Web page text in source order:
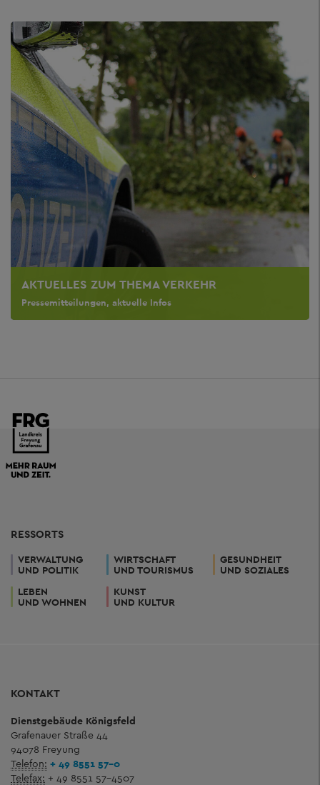
AKTUELLES ZUM THEMA VERKEHR
Pressemitteilungen, aktuelle Infos
RESSORTS
VERWALTUNG
UND POLITIK
WIRTSCHAFT
UND TOURISMUS
GESUNDHEIT
UND SOZIALES
LEBEN
UND WOHNEN
KUNST
UND KULTUR
KONTAKT
Dienstgebäude Königsfeld
Grafenauer Straße 44
94078 Freyung
Telefon: + 49 8551 57-0
Telefax: + 49 8551 57-4507